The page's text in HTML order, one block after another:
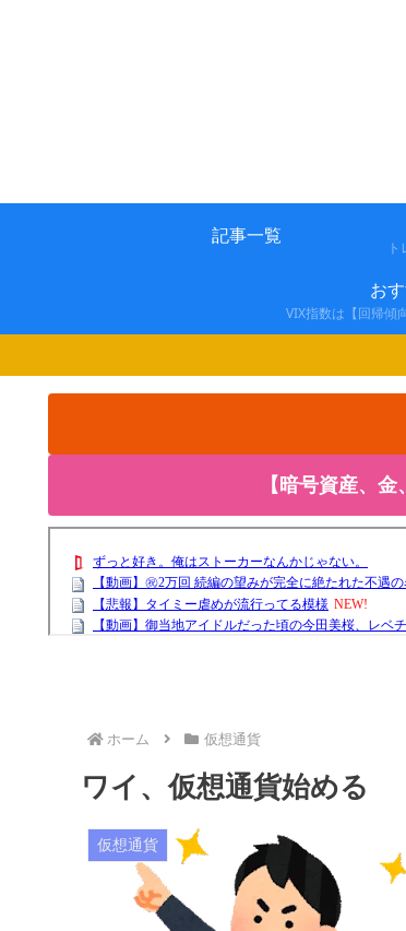
記事一覧
お
VIX指数は【回帰傾
【暗号資産、
ホーム 仮想通貨
ワイ、仮想通貨始める
仮想通貨